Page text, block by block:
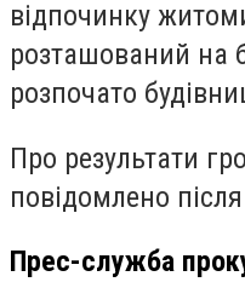
відпочинку
розташований на
розпочато
Про результати
повідомлено
Прес-служба